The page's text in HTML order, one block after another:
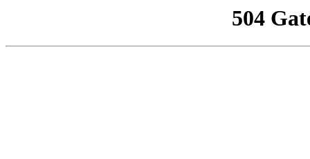
504